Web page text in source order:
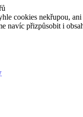
cookies nekřupou,
navíc přizpůsobit i